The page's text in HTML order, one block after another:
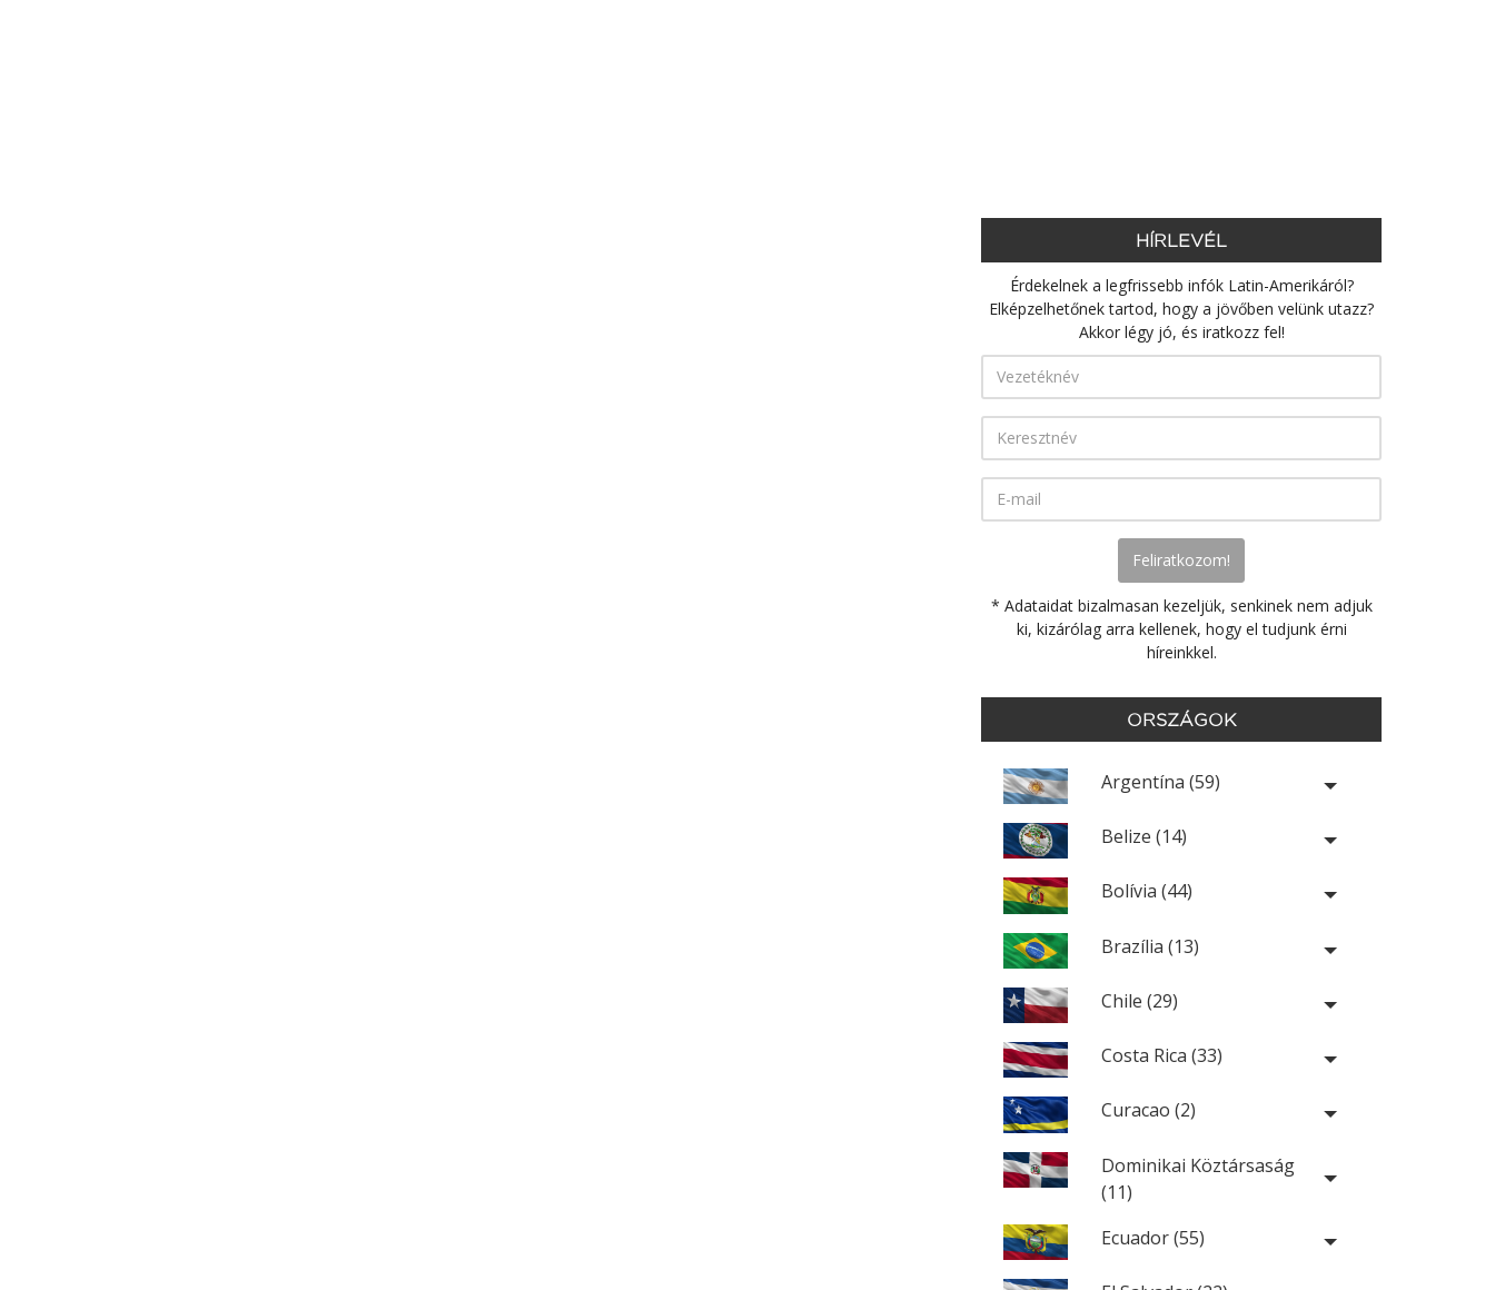
HÍRLEVÉL
Érdekelnek a legfrissebb infók Latin-Amerikáról?
Elképzelhetőnek tartod, hogy a jövőben velünk utazz?
Akkor légy jó, és iratkozz fel!
* Adataidat bizalmasan kezeljük, senkinek nem adjuk
ki, kizárólag arra kellenek, hogy el tudjunk érni
híreinkkel.
ORSZÁGOK
Argentína (59)
Belize (14)
Bolívia (44)
Brazília (13)
Chile (29)
Costa Rica (33)
Curacao (2)
Dominikai Köztársaság
(11)
Ecuador (55)